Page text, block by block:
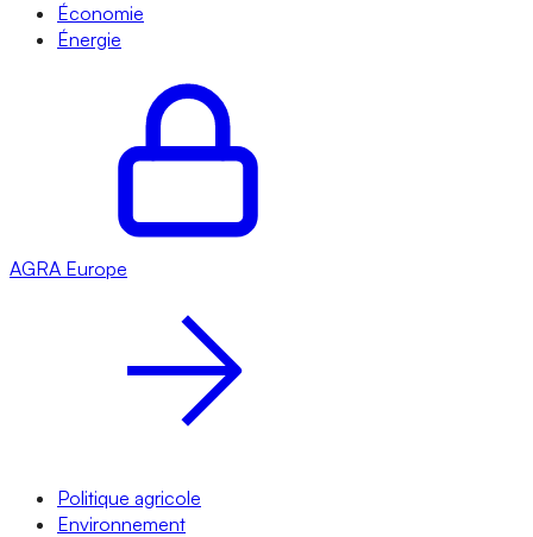
Économie
Énergie
AGRA Europe
Politique agricole
Environnement